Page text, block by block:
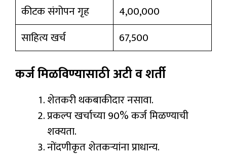
कीटक संगोपन गृह
4,00,000
साहित्य खर्च
67,500
कर्ज मिळविण्यासाठी अटी व शर्ती
शेतकरी थकबाकीदार नसावा.
प्रकल्प खर्चाच्या 90% कर्ज मिळण्याची
शक्यता.
नोंदणीकृत शेतकऱ्यांना प्राधान्य.